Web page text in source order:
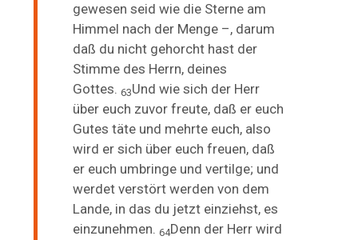
gewesen seidwie die Sterne am
Himmel nach der Menge –, darum
daß du nicht gehorcht hast der
Stimme des Herrn, deines
Gottes.63Und wie sich der Herr
über euch zuvor freute, daß er euch
Gutes täte und mehrte euch, also
wird er sich über euch freuen, daß
er euch umbringe und vertilge; und
werdet verstört werden von dem
Lande, in das du jetzt einziehst, es
einzunehmen.64Denn der Herr wird